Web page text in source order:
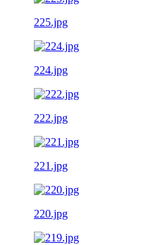
225.jpg
224.jpg
222.jpg
221.jpg
220.jpg